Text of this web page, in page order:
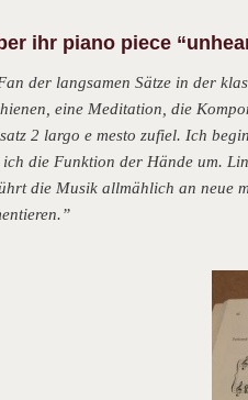
ihr piano piece
der langsamen Sätze in der
eine Meditation, die
2 largo e mesto zufiel. Ich
ich die Funktion der Hände um.
die Musik allmählich an neue